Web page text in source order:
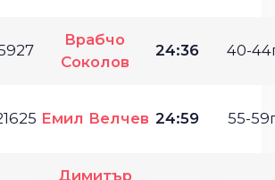
Врабчо
Соколов
24:36 40-
Емил Велчев 24:59 55-
Димитър